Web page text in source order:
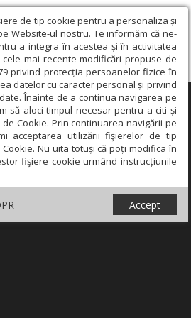
de tip cookie pentru a personaliza și
Website-ul nostru. Te informăm că ne-
a integra în acestea și în activitatea
mai recente modificări propuse de
privind protecția persoanelor fizice în
datelor cu caracter personal și privind
Înainte de a continua navigarea pe
să aloci timpul necesar pentru a citi și
Cookie. Prin continuarea navigării pe
acceptarea utilizării fişierelor de tip
Nu uita totuși că poți modifica în
fişiere cookie urmând instrucțiunile
Accept
×